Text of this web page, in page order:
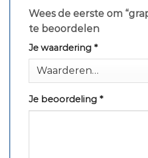
Wees de eerste om
te beoordelen
Je waardering *
Je beoordeling *